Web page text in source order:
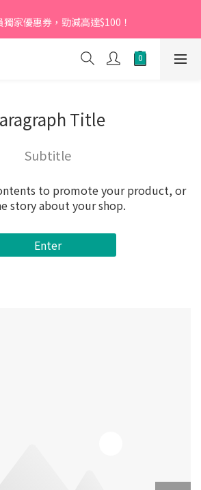
NEW95」即可享95折
獨家優惠券，勁減高達$100！
2026月12月31日，首次下單輸入優惠碼
「NEW95」即可享95折
Title
Subtitle
to promote your product, or
story about your shop.
Enter